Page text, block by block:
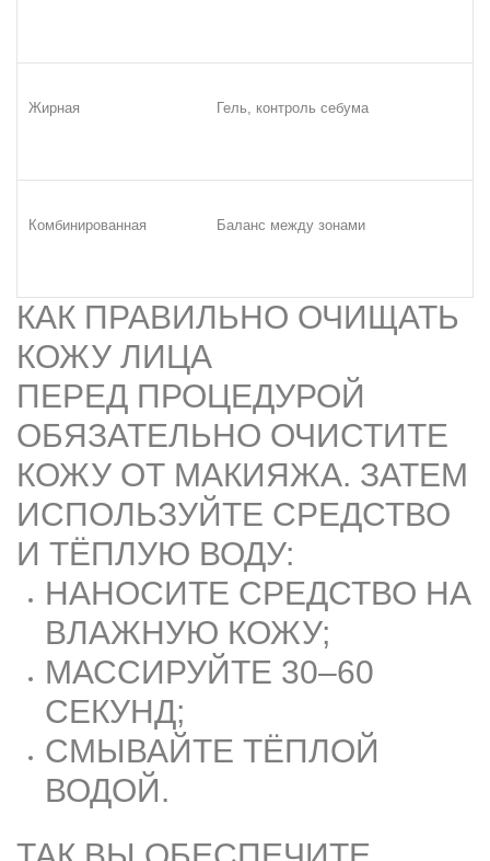
Жирная Гель, контроль себума
Комбинированная Баланс между зонами
КАК ПРАВИЛЬНО ОЧИЩАТЬ
КОЖУ ЛИЦА
ПЕРЕД ПРОЦЕДУРОЙ
ОБЯЗАТЕЛЬНО ОЧИСТИТЕ
КОЖУ ОТ МАКИЯЖА. ЗАТЕМ
ИСПОЛЬЗУЙТЕ СРЕДСТВО
И ТЁПЛУЮ ВОДУ:
НАНОСИТЕ СРЕДСТВО НА
ВЛАЖНУЮ КОЖУ;
МАССИРУЙТЕ 30–60
СЕКУНД;
СМЫВАЙТЕ ТЁПЛОЙ
ВОДОЙ.